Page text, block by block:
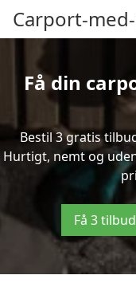
Carport-
Få din
Bestil 3 gratis
Hurtigt, nemt og
Få 3